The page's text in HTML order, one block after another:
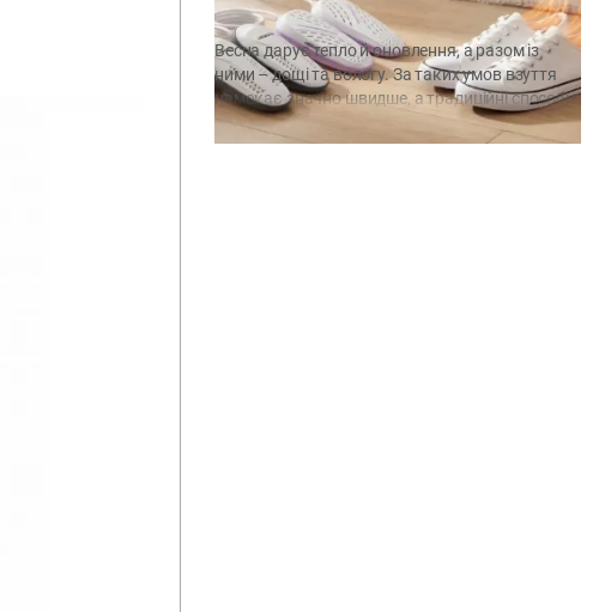
Весна дарує тепло й оновлення, а разом із
ними – дощі та вологу. За таких умов взуття
намокає значно швидше, а традиційні способи
сушіння потребують багато часу й не завжди
дають бажаний результат. Волога всередині